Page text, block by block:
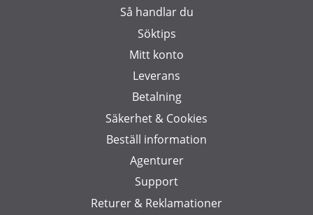
Så handlar du
Söktips
Mitt konto
Leverans
Betalning
Säkerhet & Cookies
Beställ information
Agenturer
Support
Returer & Reklamationer